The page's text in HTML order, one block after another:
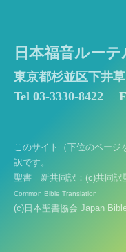
日本福音ルーテ
東京都杉並区下井
Tel 03-3330-8422
このサイト（下位のページ
訳です。
聖書 新共同訳：(c)共同訳
Common Bible Translation
(c)日本聖書協会 Japan